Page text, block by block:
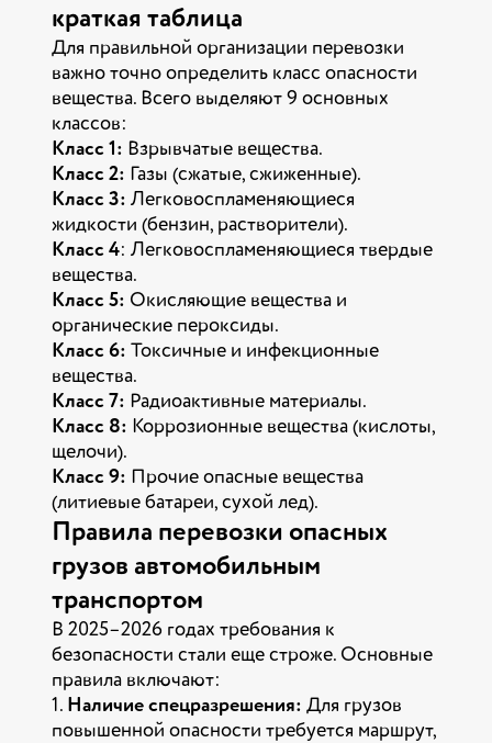
краткая таблица
Для правильной организации перевозки
важно точно определить класс опасности
вещества. Всего выделяют 9 основных
классов:
Класс 1: Взрывчатые вещества.
Класс 2: Газы (сжатые, сжиженные).
Класс 3: Легковоспламеняющиеся
жидкости (бензин, растворители).
Класс 4: Легковоспламеняющиеся твердые
вещества.
Класс 5: Окисляющие вещества и
органические пероксиды.
Класс 6: Токсичные и инфекционные
вещества.
Класс 7: Радиоактивные материалы.
Класс 8: Коррозионные вещества (кислоты,
щелочи).
Класс 9: Прочие опасные вещества
(литиевые батареи, сухой лед).
Правила перевозки опасных
грузов автомобильным
транспортом
В 2025–2026 годах требования к
безопасности стали еще строже. Основные
правила включают:
1. Наличие спецразрешения: Для грузов
повышенной опасности требуется маршрут,